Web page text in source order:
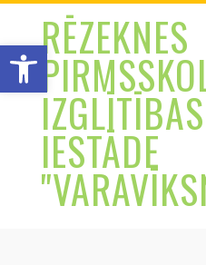
Open toolbar
Skip
contentRĒZEKNES
IZGLĪTĪBAS
IESTĀDE